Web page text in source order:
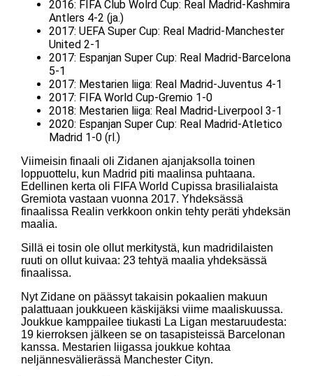
2016: FIFA Club Wolrd Cup: Real Madrid-Kashmira
Antlers 4-2 (ja.)
2017: UEFA Super Cup: Real Madrid-Manchester
United 2-1
2017: Espanjan Super Cup: Real Madrid-Barcelona
5-1
2017: Mestarien liiga: Real Madrid-Juventus 4-1
2017: FIFA World Cup-Gremio 1-0
2018: Mestarien liiga: Real Madrid-Liverpool 3-1
2020: Espanjan Super Cup: Real Madrid-Atletico
Madrid 1-0 (rl.)
Viimeisin finaali oli Zidanen ajanjaksolla toinen
loppuottelu, kun Madrid piti maalinsa puhtaana.
Edellinen kerta oli FIFA World Cupissa brasilialaista
Gremiota vastaan vuonna 2017. Yhdeksässä
finaalissa Realin verkkoon onkin tehty peräti yhdeksän
maalia.
Sillä ei tosin ole ollut merkitystä, kun madridilaisten
ruuti on ollut kuivaa: 23 tehtyä maalia yhdeksässä
finaalissa.
Nyt Zidane on päässyt takaisin pokaalien makuun
palattuaan joukkueen käskijäksi viime maaliskuussa.
Joukkue kamppailee tiukasti La Ligan mestaruudesta:
19 kierroksen jälkeen se on tasapisteissä Barcelonan
kanssa. Mestarien liigassa joukkue kohtaa
neljännesvälierässä Manchester Cityn.